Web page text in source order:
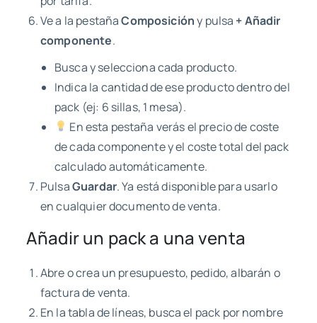
Ve a la pestañaComposicióny pulsa + Añadir
componente.
Busca y selecciona cada producto.
Indica la cantidad de ese producto dentro del
pack (ej: 6 sillas, 1 mesa).
En esta pestaña verás el precio de coste
de cada componente y el coste total del pack
calculado automáticamente.
PulsaGuardar. Ya está disponible para usarlo
en cualquier documento de venta.
Añadir un pack a una venta
Abre o crea un presupuesto, pedido, albarán o
factura de venta.
En la tabla de líneas, busca el pack por nombre